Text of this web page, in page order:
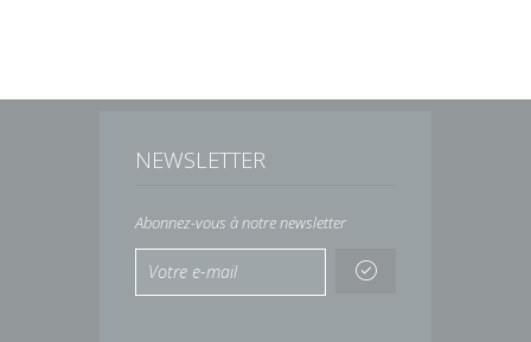
NEWSLETTER
Abonnez-vous à notre newsletter